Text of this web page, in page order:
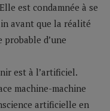
est condamnée à se
avant que la réalité
d’une
est à l’artificiel.
machine-machine
artificielle en